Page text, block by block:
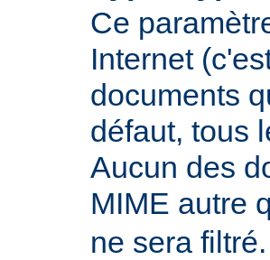
Ce
Internet
documents
défaut, tous
Aucun des
MIME autre
ne sera filtré.